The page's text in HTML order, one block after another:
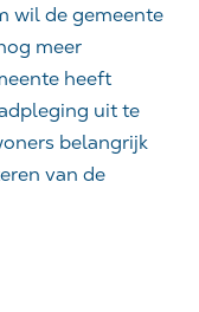
wil de gemeente
meer
heeft
uit te
belangrijk
van de